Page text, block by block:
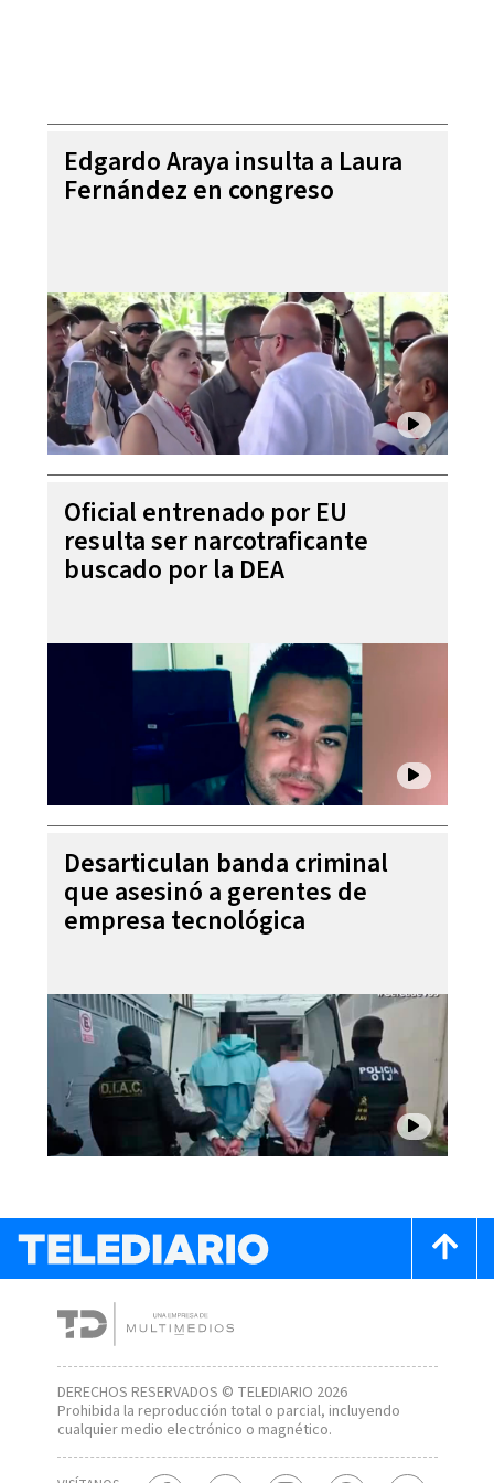
Edgardo Araya insulta a Laura
Fernández en congreso
Oficial entrenado por EU
resulta ser narcotraficante
buscado por la DEA
Desarticulan banda criminal
que asesinó a gerentes de
empresa tecnológica
DERECHOS RESERVADOS © TELEDIARIO 2026
Prohibida la reproducción total o parcial, incluyendo
cualquier medio electrónico o magnético.